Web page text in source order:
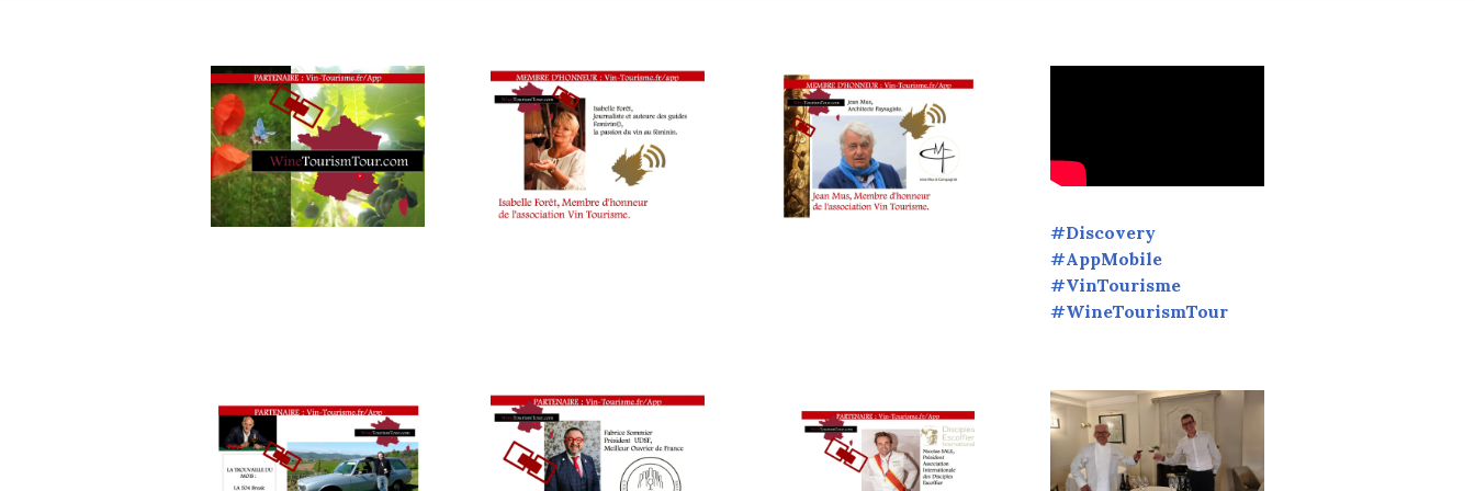
#Discovery
#AppMobile
#VinTourisme
#WineTourismTour